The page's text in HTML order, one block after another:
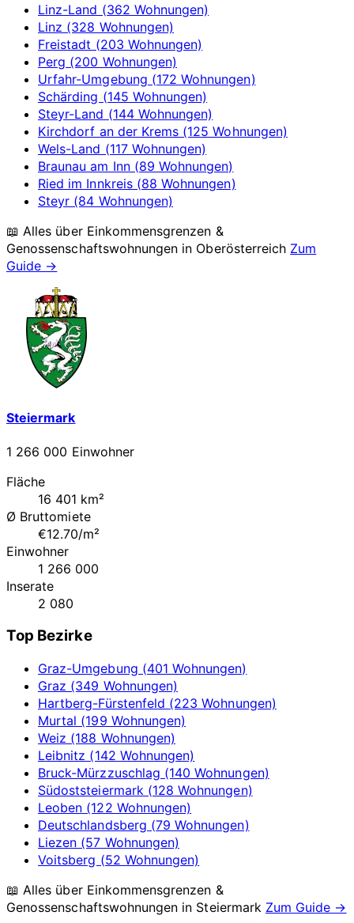
Linz-Land (362 Wohnungen)
Linz (328 Wohnungen)
Freistadt (203 Wohnungen)
Perg (200 Wohnungen)
Urfahr-Umgebung (172 Wohnungen)
Schärding (145 Wohnungen)
Steyr-Land (144 Wohnungen)
Kirchdorf an der Krems (125 Wohnungen)
Wels-Land (117 Wohnungen)
Braunau am Inn (89 Wohnungen)
Ried im Innkreis (88 Wohnungen)
Steyr (84 Wohnungen)
📖 Alles über Einkommensgrenzen &
Genossenschaftswohnungen in Oberösterreich Zum
Guide →
Steiermark
1 266 000 Einwohner
Fläche
16 401 km²
Ø Bruttomiete
€12.70/m²
Einwohner
1 266 000
Inserate
2 080
Top Bezirke
Graz-Umgebung (401 Wohnungen)
Graz (349 Wohnungen)
Hartberg-Fürstenfeld (223 Wohnungen)
Murtal (199 Wohnungen)
Weiz (188 Wohnungen)
Leibnitz (142 Wohnungen)
Bruck-Mürzzuschlag (140 Wohnungen)
Südoststeiermark (128 Wohnungen)
Leoben (122 Wohnungen)
Deutschlandsberg (79 Wohnungen)
Liezen (57 Wohnungen)
Voitsberg (52 Wohnungen)
📖 Alles über Einkommensgrenzen &
Genossenschaftswohnungen in Steiermark Zum Guide →